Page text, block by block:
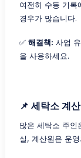
여전히 수동 기록
경우가 많습니다.
✅ 해결책: 사업
을 사용하세요.
📌 세탁소 계
많은 세탁소 주인
실, 계산원은 운